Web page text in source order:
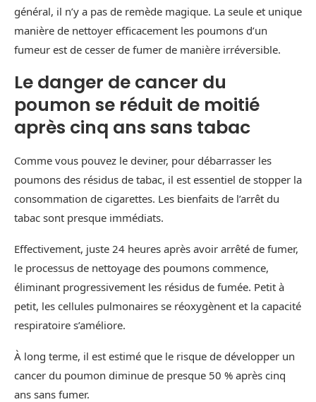
général, il n’y a pas de remède magique. La seule et unique
manière de nettoyer efficacement les poumons d’un
fumeur est de cesser de fumer de manière irréversible.
Le danger de cancer du
poumon se réduit de moitié
après cinq ans sans tabac
Comme vous pouvez le deviner, pour débarrasser les
poumons des résidus de tabac, il est essentiel de stopper la
consommation de cigarettes. Les bienfaits de l’arrêt du
tabac sont presque immédiats.
Effectivement, juste 24 heures après avoir arrêté de fumer,
le processus de nettoyage des poumons commence,
éliminant progressivement les résidus de fumée. Petit à
petit, les cellules pulmonaires se réoxygènent et la capacité
respiratoire s’améliore.
À long terme, il est estimé que le risque de développer un
cancer du poumon diminue de presque 50 % après cinq
ans sans fumer.